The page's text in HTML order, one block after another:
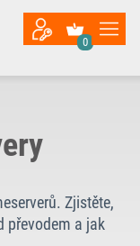
0
Zjistěte,
převodem a jak